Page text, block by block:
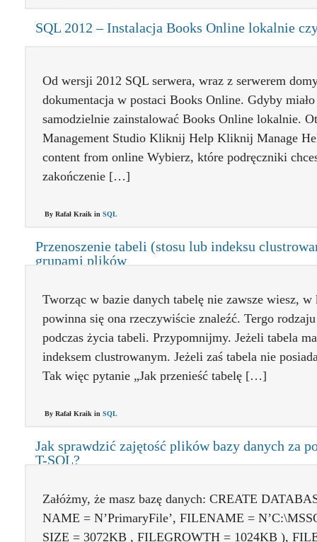
SQL 2012 – Instalacja Books Online lokalnie
Od wersji 2012 SQL serwera, wraz z serwerem
dokumentacja w postaci Books Online. Gdyby
samodzielnie zainstalować Books Online lokalnie.
Management Studio Kliknij Help Kliknij Manage
content from online Wybierz, które podręczniki
zakończenie […]
By Rafał Kraik in SQL
Przenoszenie tabeli (stosu lub indeksu
grupami plików
Tworząc w bazie danych tabelę nie zawsze wiesz,
powinna się ona rzeczywiście znaleźć. Tergo
podczas życia tabeli. Przypomnijmy. Jeżeli tabela
indeksem clustrowanym. Jeżeli zaś tabela nie
Tak więc pytanie „Jak przenieść tabelę […]
By Rafał Kraik in SQL
Jak sprawdzić zajętość plików bazy danych za
T-SQL?
Załóżmy, że masz bazę danych: CREATE
NAME = N’PrimaryFile’, FILENAME =
SIZE = 3072KB , FILEGROWTH = 1024KB ),